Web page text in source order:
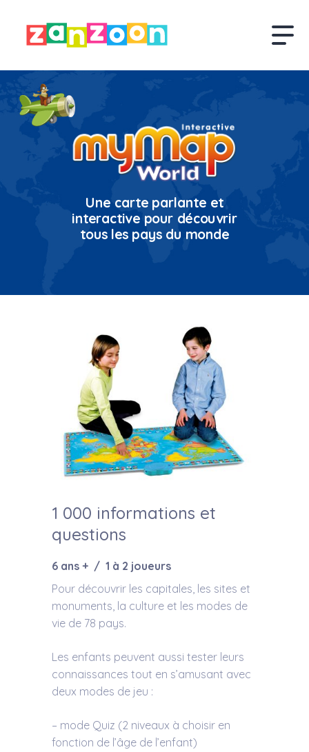
Une carte parlante et
interactive pour découvrir
tous les pays du monde
1 000 informations et
questions
6 ans + / 1 à 2 joueurs
Pour découvrir les capitales, les sites et
monuments, la culture et les modes de
vie de 78 pays.
Les enfants peuvent aussi tester leurs
connaissances tout en s’amusant avec
deux modes de jeu :
– mode Quiz (2 niveaux à choisir en
fonction de l’âge de l’enfant)